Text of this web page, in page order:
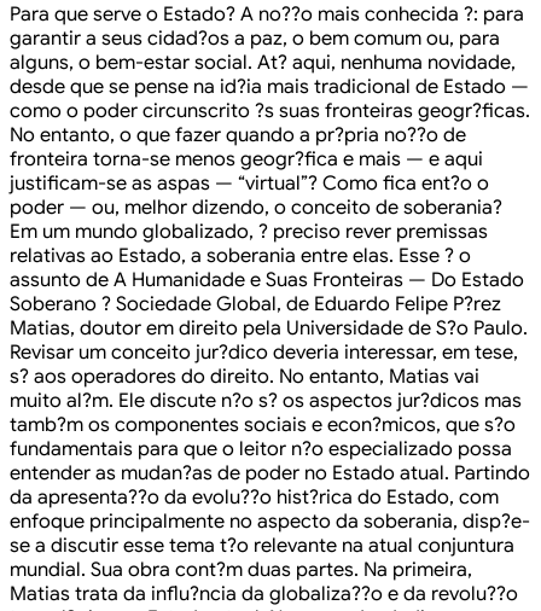
Para que serve o Estado? A no??o mais conhecida ?: para
garantir a seus cidad?os a paz, o bem comum ou, para
alguns, o bem-estar social. At? aqui, nenhuma novidade,
desde que se pense na id?ia mais tradicional de Estado —
como o poder circunscrito ?s suas fronteiras geogr?ficas.
No entanto, o que fazer quando a pr?pria no??o de
fronteira torna-se menos geogr?fica e mais — e aqui
justificam-se as aspas — “virtual”? Como fica ent?o o
poder — ou, melhor dizendo, o conceito de soberania?
Em um mundo globalizado, ? preciso rever premissas
relativas ao Estado, a soberania entre elas. Esse ? o
assunto de A Humanidade e Suas Fronteiras — Do Estado
Soberano ? Sociedade Global, de Eduardo Felipe P?rez
Matias, doutor em direito pela Universidade de S?o Paulo.
Revisar um conceito jur?dico deveria interessar, em tese,
s? aos operadores do direito. No entanto, Matias vai
muito al?m. Ele discute n?o s? os aspectos jur?dicos mas
tamb?m os componentes sociais e econ?micos, que s?o
fundamentais para que o leitor n?o especializado possa
entender as mudan?as de poder no Estado atual. Partindo
da apresenta??o da evolu??o hist?rica do Estado, com
enfoque principalmente no aspecto da soberania, disp?e-
se a discutir esse tema t?o relevante na atual conjuntura
mundial. Sua obra cont?m duas partes. Na primeira,
Matias trata da influ?ncia da globaliza??o e da revolu??o